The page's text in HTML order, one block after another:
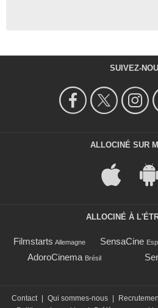
SUIVEZ-
ALLOCINÉ SUR
ALLOCINÉ À
Filmstarts Allemagne SensaCine
AdoroCinema Brésil
Contact | Qui sommes-nous |